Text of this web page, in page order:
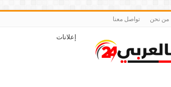
من نحن تواصل معنا
إعلانات